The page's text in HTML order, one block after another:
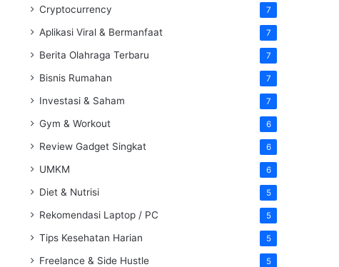
Cryptocurrency 7
Aplikasi Viral & Bermanfaat 7
Berita Olahraga Terbaru 7
Bisnis Rumahan 7
Investasi & Saham 7
Gym & Workout 6
Review Gadget Singkat 6
UMKM 6
Diet & Nutrisi 5
Rekomendasi Laptop / PC 5
Tips Kesehatan Harian 5
Freelance & Side Hustle 5